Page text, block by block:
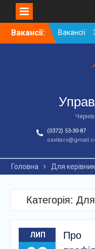
SkipВакансії:
2026
ЗЗСО
01.08.2026
(0372) 53-30-87
Головна Для
Категорія: Для
ЛИП
Про